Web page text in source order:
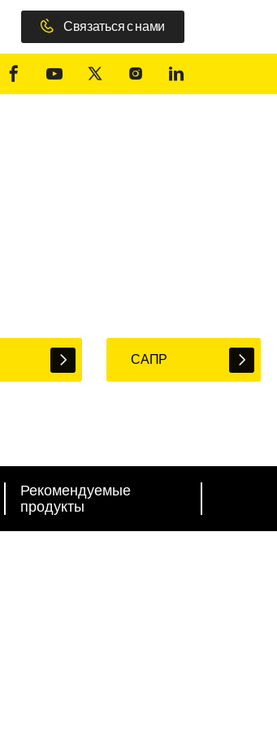
Связаться с нами
САПР
Рекомендуемые
продукты